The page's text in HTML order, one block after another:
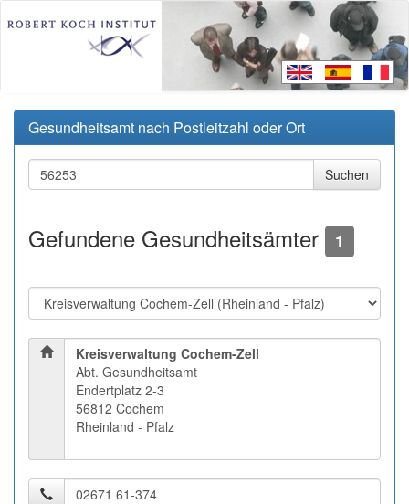
Gesundheitsamt nach Postleitzahl oder Ort
Gefundene Gesundheitsämter 1
Kreisverwaltung Cochem-Zell
Abt. Gesundheitsamt
Endertplatz 2-3
56812 Cochem
Rheinland - Pfalz